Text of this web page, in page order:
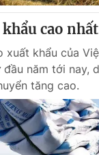
Vươn
VTV8
English
cao
xuất khẩu của
năm tới nay,
tăng cao.